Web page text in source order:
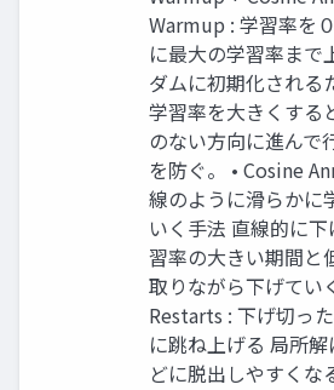
Warmup : 学習率を
に最大の学習率まで
ダムに初期化される
学習率を大きくする
のない方向に進んで
を防ぐ。 • Cosine
線のように滑らかに
いく手法 直線的に
習率の大きい期間と
取りながら下げてい
Restarts : 下げ切っ
に跳ね上げる 局所
どに脱出しやすくな